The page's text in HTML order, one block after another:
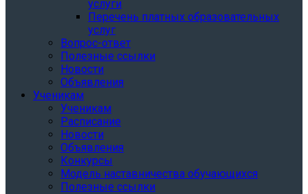
услуги
Перечень платных образовательных
услуг
Вопрос-ответ
Полезные ссылки
Новости
Объявления
Ученикам
Ученикам
Расписание
Новости
Объявления
Конкурсы
Модель наставничества обучающихся
Полезные ссылки